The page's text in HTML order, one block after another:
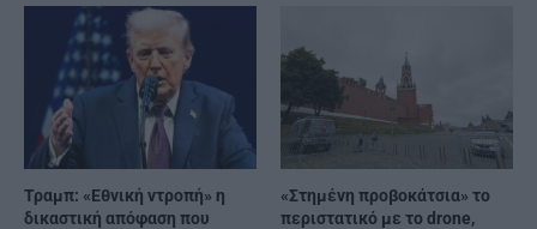
Τραμπ: «Εθνική ντροπή» η
δικαστική απόφαση που
«Στημένη προβοκάτσια» το
περιστατικό με το drone,